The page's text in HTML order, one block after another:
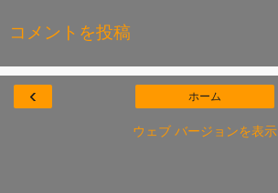
コメントを投稿
‹ ホーム
ウェブ バージョンを表示